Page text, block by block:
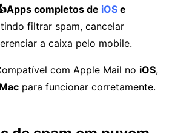
completos de iOS e
filtrar spam, cancelar
a caixa pelo mobile.
com Apple Mail no iOS,
para funcionar corretamente.